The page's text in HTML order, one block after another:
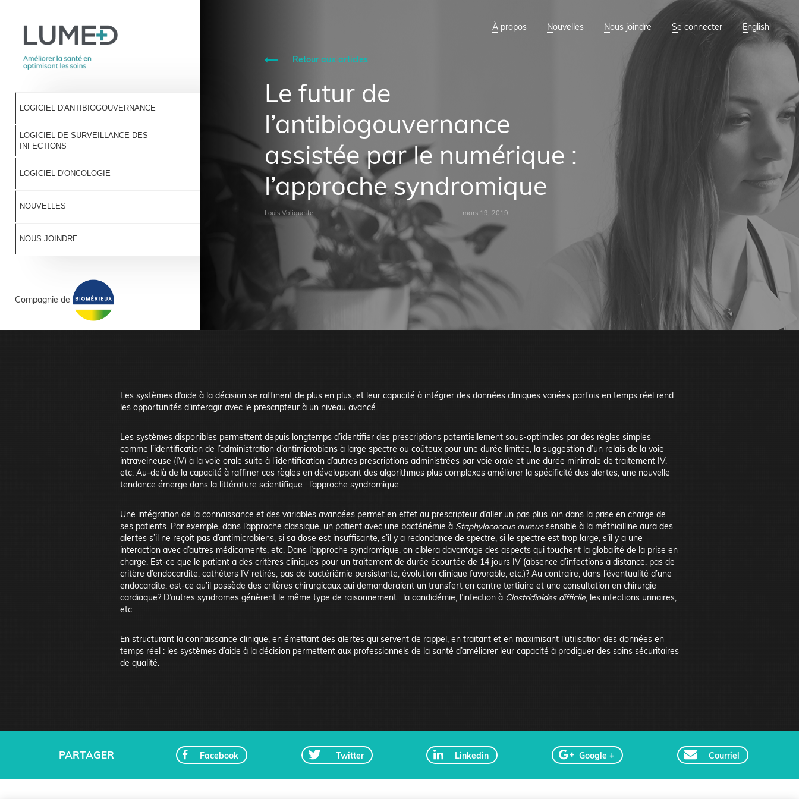
LOGICIEL D'ANTIBIOGOUVERNANCE
LOGICIEL DE SURVEILLANCE DES
INFECTIONS
LOGICIEL D'ONCOLOGIE
NOUVELLES
NOUS JOINDRE
Compagnie de
À propos Nouvelles Nous joindre Se connecter English
Retour aux articles
Le futur de
l’antibiogouvernance
assistée par le numérique :
l’approche syndromique
Louis Valiquette mars 19, 2019
Les systèmes d’aide à la décision se raffinent de plus en plus, et leur capacité à intégrer des données cliniques variées parfois en temps réel rend
les opportunités d’interagir avec le prescripteur à un niveau avancé.
Les systèmes disponibles permettent depuis longtemps d’identifier des prescriptions potentiellement sous-optimales par des règles simples
comme l’identification de l’administration d’antimicrobiens à large spectre ou coûteux pour une durée limitée, la suggestion d’un relais de la voie
intraveineuse (IV) à la voie orale suite à l’identification d’autres prescriptions administrées par voie orale et une durée minimale de traitement IV,
etc. Au-delà de la capacité à raffiner ces règles en développant des algorithmes plus complexes améliorer la spécificité des alertes, une nouvelle
tendance émerge dans la littérature scientifique : l’approche syndromique.
Une intégration de la connaissance et des variables avancées permet en effet au prescripteur d’aller un pas plus loin dans la prise en charge de
ses patients. Par exemple, dans l’approche classique, un patient avec une bactériémie à Staphylococcus aureussensible à la méthicilline aura des
alertes s’il ne reçoit pas d’antimicrobiens, si sa dose est insuffisante, s’il y a redondance de spectre, si le spectre est trop large, s’il y a une
interaction avec d’autres médicaments, etc. Dans l’approche syndromique, on ciblera davantage des aspects qui touchent la globalité de la prise en
charge. Est-ce que le patient a des critères cliniques pour un traitement de durée écourtée de 14 jours IV (absence d’infections à distance, pas de
critère d’endocardite, cathéters IV retirés, pas de bactériémie persistante, évolution clinique favorable, etc.)? Au contraire, dans l’éventualité d’une
endocardite, est-ce qu’il possède des critères chirurgicaux qui demanderaient un transfert en centre tertiaire et une consultation en chirurgie
cardiaque? D’autres syndromes génèrent le même type de raisonnement : la candidémie, l’infection à Clostridioides difficile, les infections urinaires,
etc.
En structurant la connaissance clinique, en émettant des alertes qui servent de rappel, en traitant et en maximisant l’utilisation des données en
temps réel : les systèmes d’aide à la décision permettent aux professionnels de la santé d’améliorer leur capacité à prodiguer des soins sécuritaires
de qualité.
PARTAGER Facebook Twitter Linkedin Google + Courriel